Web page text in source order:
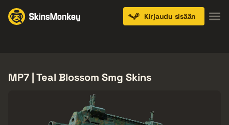
Kirjaudu sisään
MP7 | Teal Blossom Smg Skins